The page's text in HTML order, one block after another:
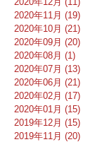
2020年11月 (19)
2020年10月 (21)
2020年09月 (20)
2020年08月 (1)
2020年07月 (13)
2020年06月 (21)
2020年02月 (17)
2020年01月 (15)
2019年12月 (15)
2019年11月 (20)